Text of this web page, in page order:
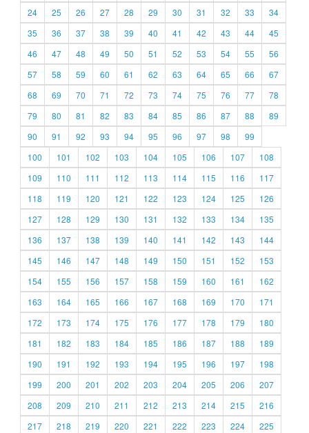
24
25 26 27 28 29 30 31 32 33
34
35
36 37 38 39 40 41 42 43 44
45
46
47 48 49 50 51 52 53 54 55
56
57
58 59 60 61 62 63 64 65 66
67
68
69 70 71 72 73 74 75 76 77
78
79
80 81 82 83 84 85 86 87 88
89
90
91 92 93 94 95 96 97 98
99
100
101 102 103 104 105 106 107
108
109
110 111 112 113 114 115 116
117
118
119 120 121 122 123 124 125
126
127
128 129 130 131 132 133 134
135
136
137 138 139 140 141 142 143
144
145
146 147 148 149 150 151 152
153
154
155 156 157 158 159 160 161
162
163
164 165 166 167 168 169 170
171
172
173 174 175 176 177 178 179
180
181
182 183 184 185 186 187 188
189
190
191 192 193 194 195 196 197
198
199
200 201 202 203 204 205 206
207
208
209 210 211 212 213 214 215
216
217
218 219 220 221 222 223 224
225